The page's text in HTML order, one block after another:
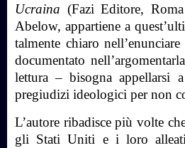
Ucraina (Fazi Editore,
Abelow, appartiene a
talmente chiaro
documentato
lettura – bisogna appellarsi
pregiudizi ideologici per non
L’autore ribadisce più volte
gli Stati Uniti e i loro